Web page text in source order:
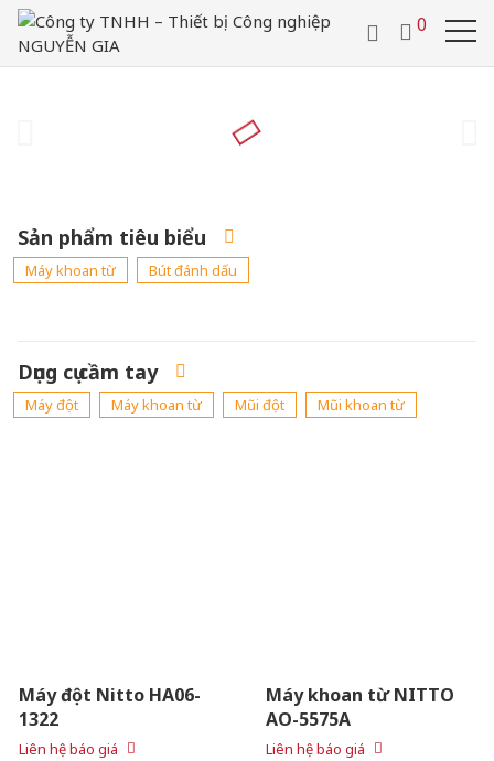
0918 442 112
VIDEO
0
Sản phẩm tiêu biểu
Máy khoan từ Bút đánh dấu
Dụng cụ cầm tay
Máy đột Máy khoan từ Mũi đột Mũi khoan từ
Máy đột Nitto HA06-
1322
Liên hệ báo giá
Máy khoan từ NITTO
AO-5575A
Liên hệ báo giá